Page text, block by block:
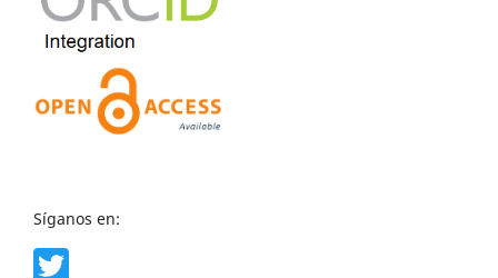
Síganos en: